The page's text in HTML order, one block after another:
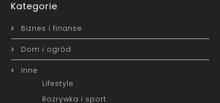
Kategorie
Biznes i finanse
Dom i ogród
Inne
Lifestyle
Rozrywka i sport